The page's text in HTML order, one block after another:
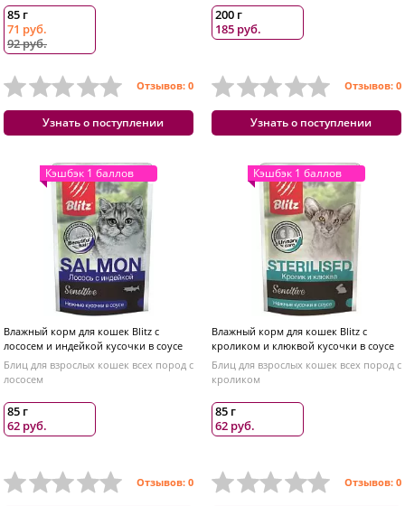
85 г
71 руб.
92 руб.
Отзывов: 0
Узнать о поступлении
200 г
185 руб.
Отзывов: 0
Узнать о поступлении
Кэшбэк 1 баллов
Влажный корм для кошек Blitz с
лососем и индейкой кусочки в соусе
Блиц для взрослых кошек всех пород с
лососем
85 г
62 руб.
Отзывов: 0
Кэшбэк 1 баллов
Влажный корм для кошек Blitz с
кроликом и клюквой кусочки в соусе
Блиц для взрослых кошек всех пород с
кроликом
85 г
62 руб.
Отзывов: 0